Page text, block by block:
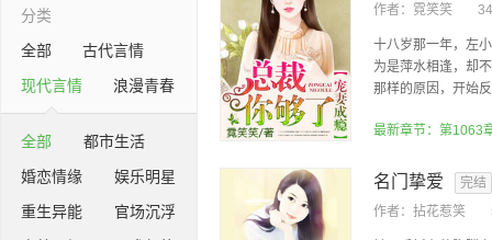
分类
全部
古代言情
现代言情
浪漫青春
全部
都市生活
婚恋情缘
娱乐明星
重生异能
官场沉浮
作者： 霓笑笑
十八岁那一年，左
为是萍水相逢，却
那样的原因，开始
名门挚爱
完结
作者： 拈花惹笑